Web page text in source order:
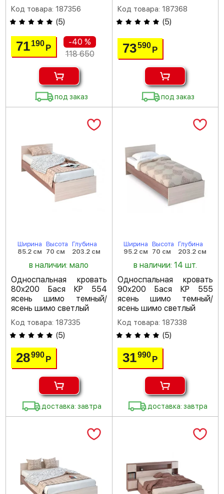
Код товара: 187356
(5)
71190Р
-40 %
118 650
под заказ
Код товара: 187368
(5)
73590 Р
под заказ
Ширина
85.2 см
Высота
70 см
Глубина
203.2 см
в наличии: мало
Односпальная кровать
80х200 Бася КР 554
ясень шимо темный/
ясень шимо светлый
Код товара: 187335
(5)
28990Р
доставка: завтра
Ширина
95.2 см
Высота
70 см
Глубина
203.2 см
в наличии: 14 шт.
Односпальная кровать
90х200 Бася КР 555
ясень шимо темный/
ясень шимо светлый
Код товара: 187338
(5)
31990 Р
доставка: завтра